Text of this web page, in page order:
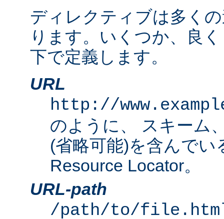
ディレクティブは多く
ります。いくつか、良
下で定義します。
URL
http://
のように、 スキーム
(省略可能)を含んでい
Resource Locator。
URL-path
/path/to/